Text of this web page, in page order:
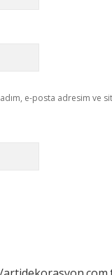
e-posta adresim ve